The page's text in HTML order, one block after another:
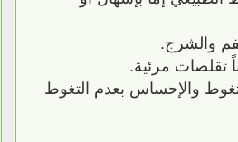
والشرج.
تقلصات مرئية.
والإحساس بعدم التغوط